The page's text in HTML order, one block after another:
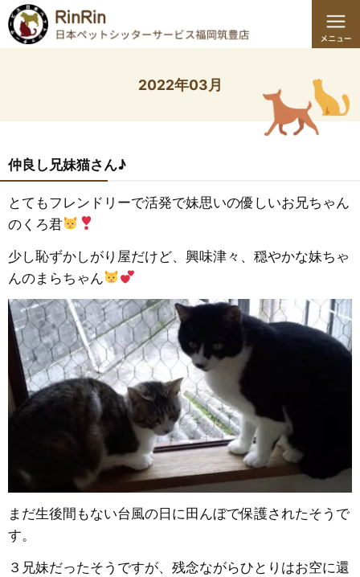
2022年03月
仲良し兄妹猫さん♪
とてもフレンドリーで活発で妹思いの優しいお兄ちゃん
のくろ君
少し恥ずかしがり屋だけど、興味津々、穏やかな妹ちゃ
んのまらちゃん
まだ生後間もない台風の日に田んぼで保護されたそうで
す。
３兄妹だったそうですが、残念ながらひとりはお空に還